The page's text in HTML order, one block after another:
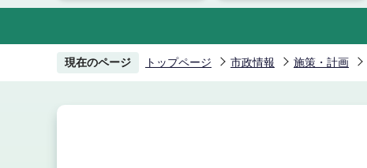
現在のページ トップページ 市政情報 施策・計画